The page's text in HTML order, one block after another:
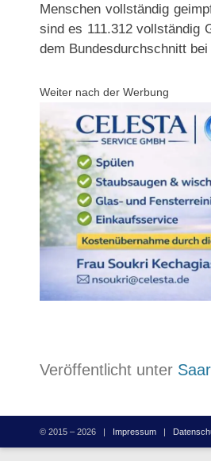
Menschen vollständig
sind es 111.312 vollständig
dem Bundesdurchschnitt
Weiter nach der Werbung
Veröffentlicht unter
© 2015 – 2026 | Impressum |